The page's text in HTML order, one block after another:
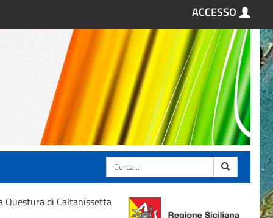
ACCESSO
Cerca
Questura di Caltanissetta